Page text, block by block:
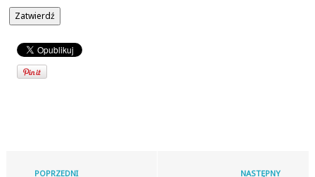
POPRZEDNI NASTĘPNY